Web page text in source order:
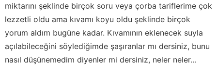
miktarını şeklinde birçok soru veya çorba tariflerime çok
lezzetli oldu ama kıvamı koyu oldu şeklinde birçok
yorum aldım bugüne kadar. Kıvamının eklenecek suyla
açılabileceğini söylediğimde şaşıranlar mı dersiniz, bunu
nasıl düşünemedim diyenler mi dersiniz, neler neler...